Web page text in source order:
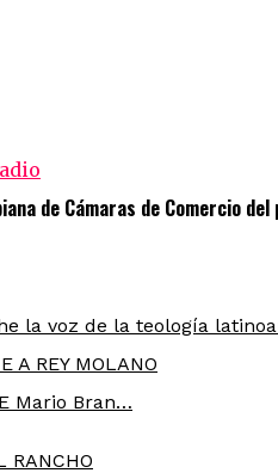
de Cámaras de Comercio
la voz de la teología
A REY MOLANO
Mario Bran…
RANCHO